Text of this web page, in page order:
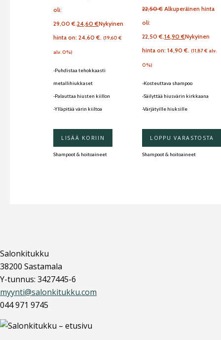
oli:
29,00 €. 24,60€Nykyinen
hinta on: 24,60 €.
(19,60 €
alv. 0%)
-Puhdistaa tehokkaasti
metallihiukkaset
-Palauttaa hiusten kiillon
-Ylläpitää värin kiiltoa
LISÄÄ KORIIN
Shampoot & hoitoaineet
22,50€ Alkuperäinen hinta
oli:
22,50 €. 14,90€Nykyinen
hinta on: 14,90 €.
(11,87€ alv.
0%)
-Kosteuttava shampoo
-Säilyttää hiusvärin kirkkaana
-Värjätyille hiuksille
LOPPU VARASTOSTA
Shampoot & hoitoaineet
Salonkitukku
38200 Sastamala
Y-tunnus: 3427445-6
myynti@salonkitukku.com
044 971 9745